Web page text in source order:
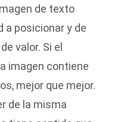
de texto
a posicionar y de
valor. Si el
imagen contiene
mejor que mejor.
de la misma